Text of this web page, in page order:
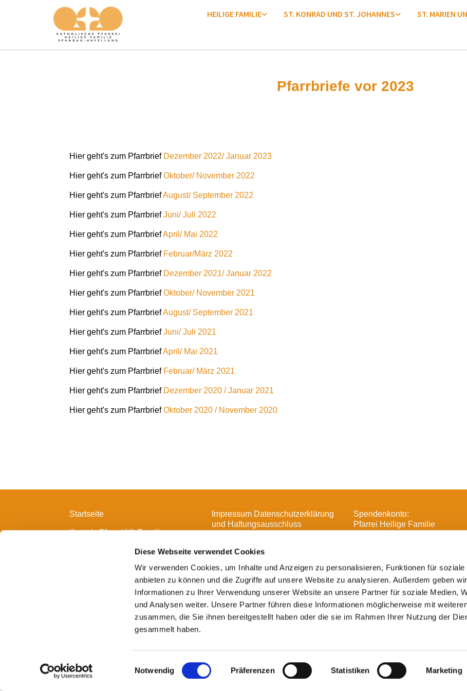
Diese Webseite verwendet Cookies
Wir verwenden Cookies, um Inhalte und Anzeigen zu personalisieren, Funktionen für soziale
anbieten zu können und die Zugriffe auf unsere Website zu analysieren. Außerdem geben wir
Informationen zu Ihrer Verwendung unserer Website an unsere Partner für soziale Medien,
und Analysen weiter. Unsere Partner führen diese Informationen möglicherweise mit
zusammen, die Sie ihnen bereitgestellt haben oder die sie im Rahmen Ihrer Nutzung der
gesammelt haben.
i
Notwendig Präferenzen Statistiken Marketing
HEILIGE FAMILIE ST. KONRAD UND ST. JOHANNES ST. MARIEN
Pfarrbriefe vor 2023
Hier geht's zum Pfarrbrief Dezember 2022/ Januar 2023
Hier geht's zum PfarrbriefOktober/ November 2022
Hier geht's zum PfarrbriefAugust/ September 2022
Hier geht's zum PfarrbriefJuni/ Juli 2022
Hier geht's zum PfarrbriefApril/ Mai 2022
Hier geht's zum Pfarrbrief Februar/März 2022
Hier geht's zum Pfarrbrief Dezember 2021/ Januar 2022
Hier geht's zum PfarrbriefOktober/ November 2021
Hier geht's zum PfarrbriefAugust/ September 2021
Hier geht's zum PfarrbriefJuni/ Juli 2021
Hier geht's zum PfarrbriefApril/ Mai 2021
Hier geht's zum Pfarrbrief Februar/ März 2021
Hier geht's zum Pfarrbrief Dezember 2020 / Januar 2021
Hier geht's zum PfarrbriefOktober 2020 / November 2020
Startseite
Kontakt Pfarrei Hl. Familie
Impressum Datenschutzerklärung
und Haftungsausschluss
Spendenkonto:
Pfarrei Heilige Familie
Heilige Familie, Spandau-Havelland
Impressum